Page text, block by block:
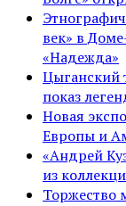
век» в
«Надежда»
Цыганский
показ
Новая
Европы и
«Андрей
из
Торжество